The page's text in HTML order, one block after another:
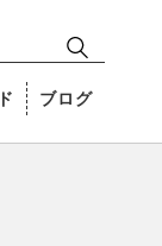
ブログ